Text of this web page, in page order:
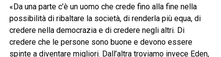
«Da una parte c’è un uomo che crede fino alla fine nella
possibilità di ribaltare la società, di renderla più equa, di
credere nella democrazia e di credere negli altri. Di
credere che le persone sono buone e devono essere
spinte a diventare migliori. Dall’altra troviamo invece Eden,